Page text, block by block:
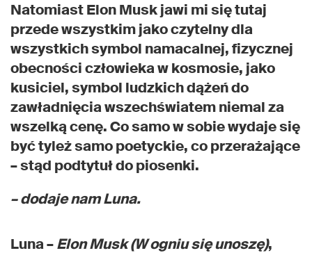
Natomiast Elon Musk jawi mi się tutaj
przede wszystkim jako czytelny dla
wszystkich symbol namacalnej, fizycznej
obecności człowieka w kosmosie, jako
kusiciel, symbol ludzkich dążeń do
zawładnięcia wszechświatem niemal za
wszelką cenę. Co samo w sobie wydaje się
być tyleż samo poetyckie, co przerażające
– stąd podtytuł do piosenki.
– dodaje nam Luna.
Luna –Elon Musk (W ogniu się unoszę),